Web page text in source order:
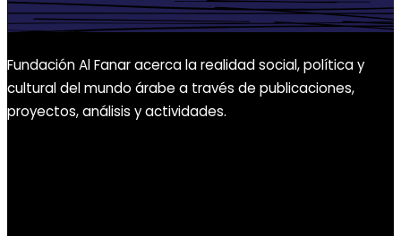
Fundación Al Fanar acerca la realidad social, política y
cultural del mundo árabe a través de publicaciones,
proyectos, análisis y actividades.